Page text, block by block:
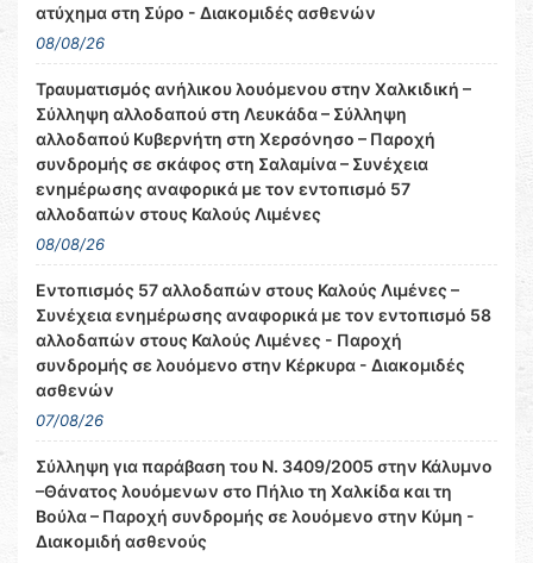
ατύχημα στη Σύρο - Διακομιδές ασθενών
08/08/26
Τραυματισμός ανήλικου λουόμενου στην Χαλκιδική –
Σύλληψη αλλοδαπού στη Λευκάδα – Σύλληψη
αλλοδαπού Κυβερνήτη στη Χερσόνησο – Παροχή
συνδρομής σε σκάφος στη Σαλαμίνα – Συνέχεια
ενημέρωσης αναφορικά με τον εντοπισμό 57
αλλοδαπών στους Καλούς Λιμένες
08/08/26
Εντοπισμός 57 αλλοδαπών στους Καλούς Λιμένες –
Συνέχεια ενημέρωσης αναφορικά με τον εντοπισμό 58
αλλοδαπών στους Καλούς Λιμένες - Παροχή
συνδρομής σε λουόμενο στην Κέρκυρα - Διακομιδές
ασθενών
07/08/26
Σύλληψη για παράβαση του Ν. 3409/2005 στην Κάλυμνο
–Θάνατος λουόμενων στο Πήλιο τη Χαλκίδα και τη
Βούλα – Παροχή συνδρομής σε λουόμενο στην Κύμη -
Διακομιδή ασθενούς